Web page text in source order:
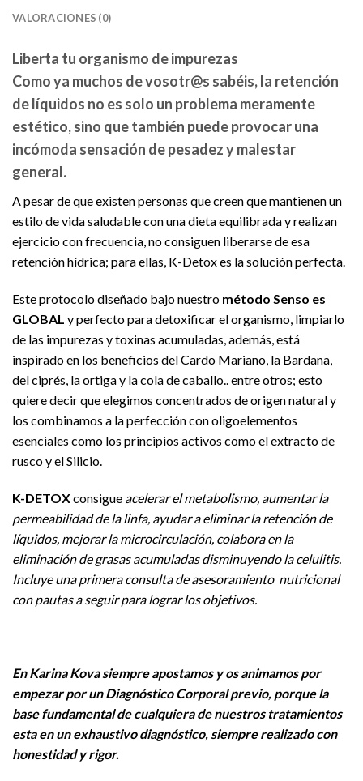
VALORACIONES (0)
Liberta tu organismo de impurezas
Como ya muchos de vosotr@s sabéis, la retención
de líquidos no es solo un problema meramente
estético, sino que también puede provocar una
incómoda sensación de pesadez y malestar
general.
A pesar de que existen personas que creen que mantienen un
estilo de vida saludable con una dieta equilibrada y realizan
ejercicio con frecuencia, no consiguen liberarse de esa
retención hídrica; para ellas, K-Detox es la solución perfecta.
Este protocolo diseñado bajo nuestro método Senso es
GLOBAL y perfecto para detoxificar el organismo, limpiarlo
de las impurezas y toxinas acumuladas, además, está
inspirado en los beneficios del Cardo Mariano, la Bardana,
del ciprés, la ortiga y la cola de caballo.. entre otros; esto
quiere decir que elegimos concentrados de origen natural y
los combinamos a la perfección con oligoelementos
esenciales como los principios activos como el extracto de
rusco y el Silicio.
K-DETOXconsigue acelerar el metabolismo, aumentar la
permeabilidad de la linfa, ayudar a eliminar la retención de
líquidos, mejorar la microcirculación, colabora en la
eliminación de grasas acumuladas disminuyendo la celulitis.
Incluye una primera consulta de asesoramiento nutricional
con pautas a seguir para lograr los objetivos.
En Karina Kova siempre apostamos y os animamos por
empezar por un Diagnóstico Corporal previo, porque la
base fundamental de cualquiera de nuestros tratamientos
esta en un exhaustivo diagnóstico, siempre realizado con
honestidad y rigor.